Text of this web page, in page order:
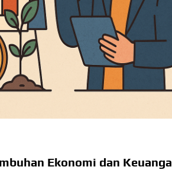
Ekonomi dan